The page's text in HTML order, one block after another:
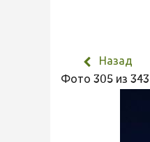
Назад
Фото 305 из 343